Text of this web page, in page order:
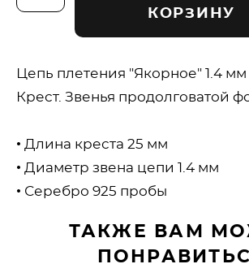
КОРЗИНУ
Цепь плетения "Якорное" 1.4 мм
Крест. Звенья продолговатой
• Длина креста 25 мм
• Диаметр звена цепи 1.4 мм
• Серебро 925 пробы
ТАКЖЕ ВАМ